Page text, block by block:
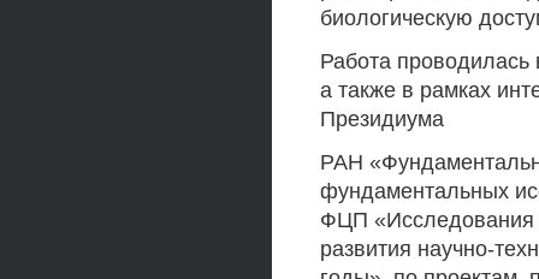
биологическую
Работа
а также в рамках
Президиума
РАН
фундаментальных
ФЦП «Исследования
развития научно-